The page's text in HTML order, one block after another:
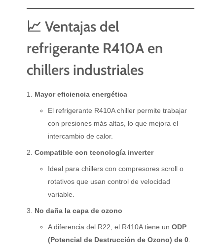
📈 Ventajas del
refrigerante R410A en
chillers industriales
Mayor eficiencia energética
El refrigerante R410A chiller permite trabajar
con presiones más altas, lo que mejora el
intercambio de calor.
Compatible con tecnología inverter
Ideal para chillers con compresores scroll o
rotativos que usan control de velocidad
variable.
No daña la capa de ozono
A diferencia del R22, el R410A tiene unODP
(Potencial de Destrucción de Ozono) de 0.